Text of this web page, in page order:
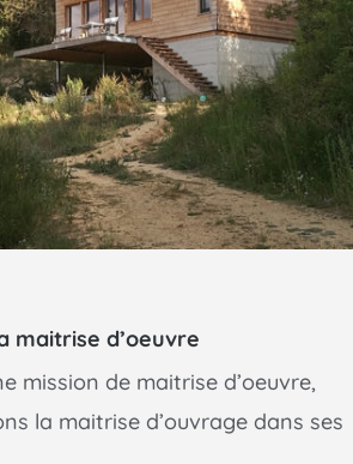
maitrise d’oeuvre
mission de maitrise d’oeuvre,
la maitrise d’ouvrage dans ses